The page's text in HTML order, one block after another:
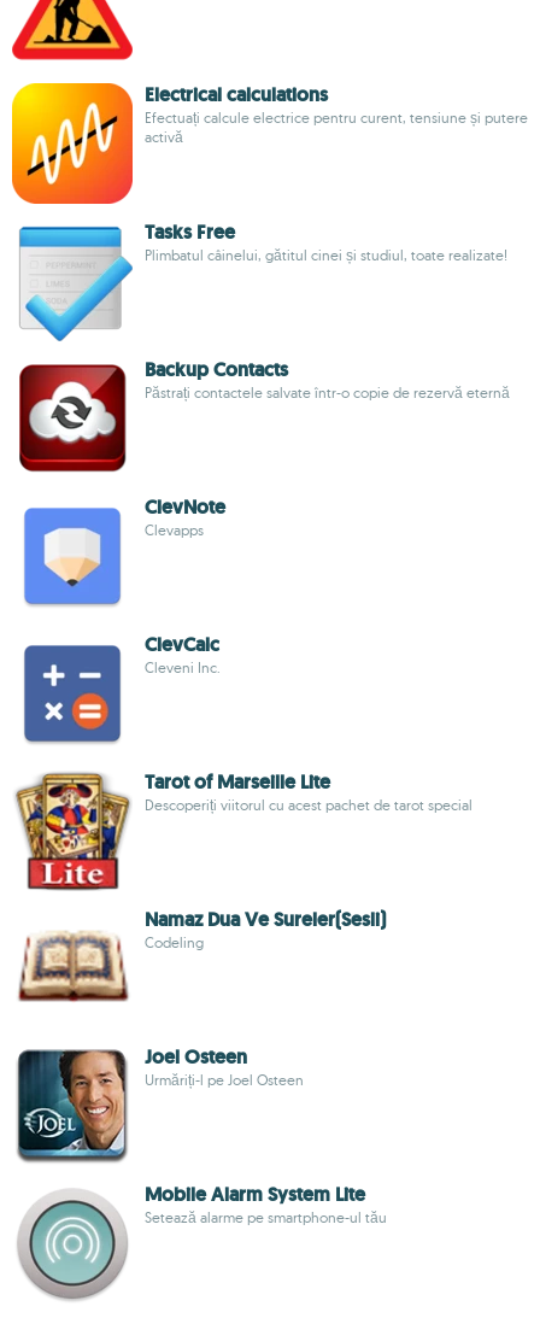
Electrical calculations
Efectuați calcule electrice pentru curent, tensiune și putere
activă
Tasks Free
Plimbatul câinelui, gătitul cinei și studiul, toate realizate!
Backup Contacts
Păstrați contactele salvate într-o copie de rezervă eternă
ClevNote
Clevapps
ClevCalc
Cleveni Inc.
Tarot of Marseille Lite
Descoperiți viitorul cu acest pachet de tarot special
Namaz Dua Ve Sureler(Sesli)
Codeling
Joel Osteen
Urmăriți-l pe Joel Osteen
Mobile Alarm System Lite
Setează alarme pe smartphone-ul tău